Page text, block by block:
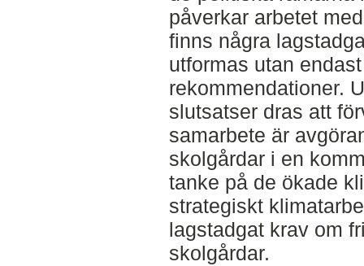
påverkar arbetet
finns några
utformas utan
rekommendationer.
slutsatser dras att
samarbete är
skolgårdar i en
tanke på de ökade
strategiskt
lagstadgat krav om
skolgårdar.